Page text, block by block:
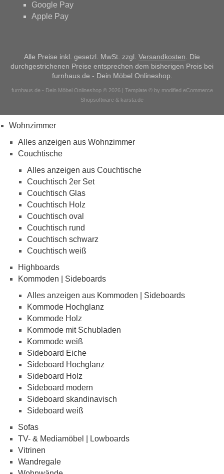
Google Pay
Apple Pay
Alle Preise inkl. gesetzl. MwSt. zzgl. Versandkosten. Die
durchgestrichenen Preise entsprechen dem bisherigen Preis bei
furnhaus.de - Dein Möbel Onlineshop.
furnhaus.de - Dein Möbel Onlineshop © 2026 | Template © by modified eCommerce
Shopsoftware & karsta.de
Wohnzimmer
Alles anzeigen aus Wohnzimmer
Couchtische
Alles anzeigen aus Couchtische
Couchtisch 2er Set
Couchtisch Glas
Couchtisch Holz
Couchtisch oval
Couchtisch rund
Couchtisch schwarz
Couchtisch weiß
Highboards
Kommoden | Sideboards
Alles anzeigen aus Kommoden | Sideboards
Kommode Hochglanz
Kommode Holz
Kommode mit Schubladen
Kommode weiß
Sideboard Eiche
Sideboard Hochglanz
Sideboard Holz
Sideboard modern
Sideboard skandinavisch
Sideboard weiß
Sofas
TV- & Mediamöbel | Lowboards
Vitrinen
Wandregale